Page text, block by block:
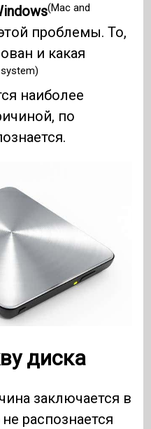
(Mac and
проблемы. То,
и какая
наиболее
по
диска
заключается в
распознается